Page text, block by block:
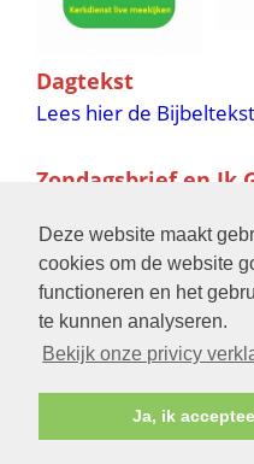
Deze website maakt
cookies om de website
functioneren en het
te kunnen analyseren.
Bekijk onze privicy
Ja, ik
Dagtekst
Lees hier de
Zondagsbrief en Ik
de verschijningsdata
Bijbelschool